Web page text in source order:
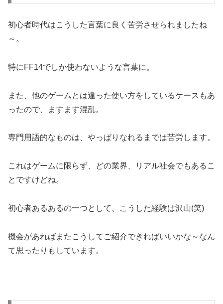
初心者時代はこうした言葉に良く苦労させられましたね
～。
特にFF14でしか使わないような言葉に。
また、他のゲームとは違った使い方をしているケースもあ
ったので、ますます混乱。
専門用語的なものは、やっぱりなれるまでは苦労します。
これはゲームに限らず、どの業界、リアル社会でもあるこ
とですけどね。
初心者あるあるの一つとして、こうした経験は沢山(笑)
機会があればまたこうしてご紹介できればいいかな～なん
て思ったりもしています。